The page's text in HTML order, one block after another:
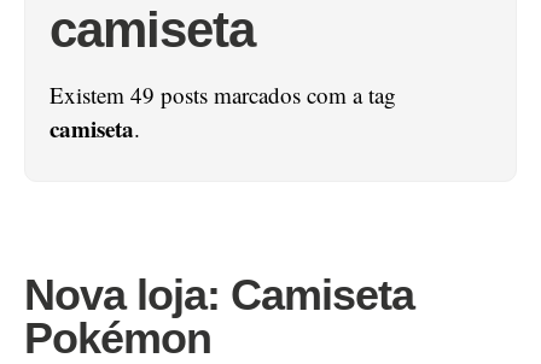
camiseta
Existem 49 posts marcados com a tag
camiseta.
Nova loja: Camiseta
Pokémon